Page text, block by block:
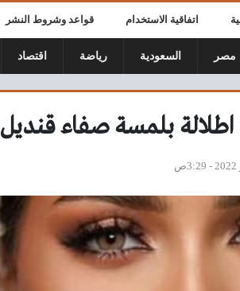
اتفاقية الاستخدام قواعد وشروط النشر
مصر السعودية رياضة اقتصاد
بلمسة صفاء قنديل